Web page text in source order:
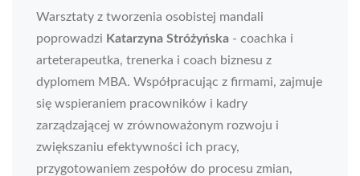
Warsztaty z tworzenia osobistej mandali
poprowadzi Katarzyna Stróżyńska - coachka i
arteterapeutka, trenerka i coach biznesu z
dyplomem MBA. Współpracując z firmami, zajmuje
się wspieraniem pracowników i kadry
zarządzającej w zrównoważonym rozwoju i
zwiększaniu efektywności ich pracy,
przygotowaniem zespołów do procesu zmian,